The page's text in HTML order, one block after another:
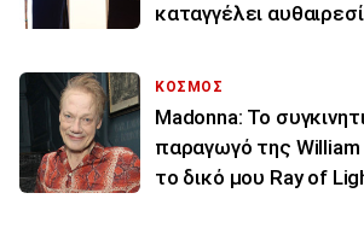
καταγγέλει
ΚΟΣΜΟΣ
Madonna: Το
παραγωγό της
το δικό μου Ray of